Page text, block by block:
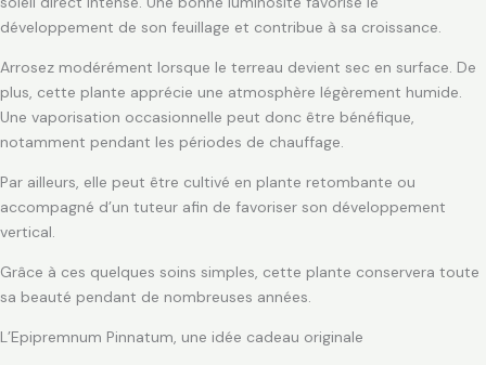
développement de son feuillage et contribue à sa croissance.
Arrosez modérément lorsque le terreau devient sec en surface. De
plus, cette plante apprécie une atmosphère légèrement humide.
Une vaporisation occasionnelle peut donc être bénéfique,
notamment pendant les périodes de chauffage.
Par ailleurs, elle peut être cultivé en plante retombante ou
accompagné d’un tuteur afin de favoriser son développement
vertical.
Grâce à ces quelques soins simples, cette plante conservera toute
sa beauté pendant de nombreuses années.
L’Epipremnum Pinnatum, une idée cadeau originale